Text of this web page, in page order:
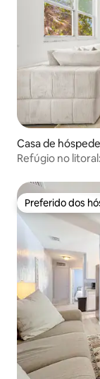
Casa de
Refúgio no
Preferido dos
Preferido dos